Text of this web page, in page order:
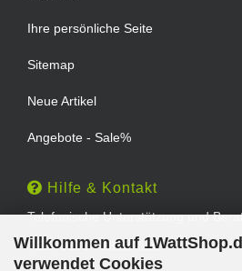
Willkommen auf
verwendet Cookies
Ihre persönliche Seite
Sitemap
Neue Artikel
Angebote - Sale%
Hilfe & Kontakt
Telefonische Unterstützung und
TEL: 0202 - 29994539